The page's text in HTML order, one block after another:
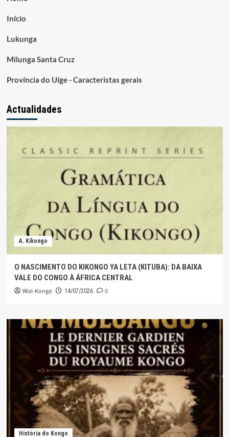
Início
Lukunga
Milunga Santa Cruz
Província do Uíge - Caracteristas gerais
Actualidades
A. Kikongo
O NASCIMENTO DO KIKONGO YA LETA (KITUBA): DA BAIXA
VALE DO CONGO À ÁFRICA CENTRAL
Wizi-Kongo 14/07/2026 0
História do Kongo